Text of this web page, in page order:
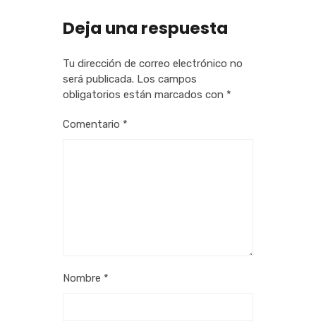
Deja una respuesta
Tu dirección de correo electrónico no
será publicada. Los campos
obligatorios están marcados con *
Comentario *
Nombre *